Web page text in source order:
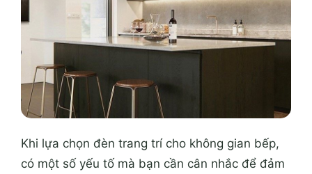
Khi lựa chọn đèn trang trí cho không gian bếp,
có một số yếu tố mà bạn cần cân nhắc để đảm